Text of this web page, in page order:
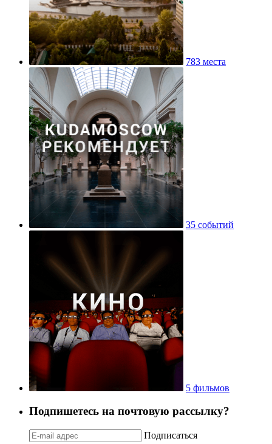
783 места
35 событий
5 фильмов
Подпишетесь на почтовую рассылку?
Подписаться